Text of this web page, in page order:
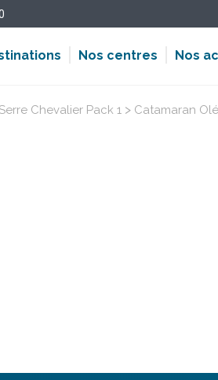
Nos centres Nos
Chevalier Pack 1 > Catamaran